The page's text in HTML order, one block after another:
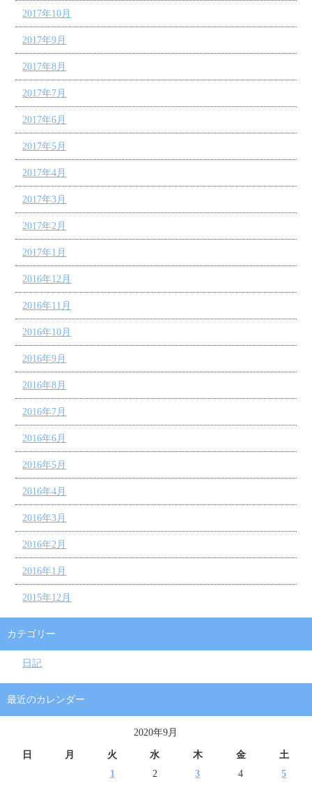
2017年10月
2017年9月
2017年8月
2017年7月
2017年6月
2017年5月
2017年4月
2017年3月
2017年2月
2017年1月
2016年12月
2016年11月
2016年10月
2016年9月
2016年8月
2016年7月
2016年6月
2016年5月
2016年4月
2016年3月
2016年2月
2016年1月
2015年12月
カテゴリー
日記
最近のカレンダー
2020年9月
日 月 火 水 木 金
土
1
2 3 4
5